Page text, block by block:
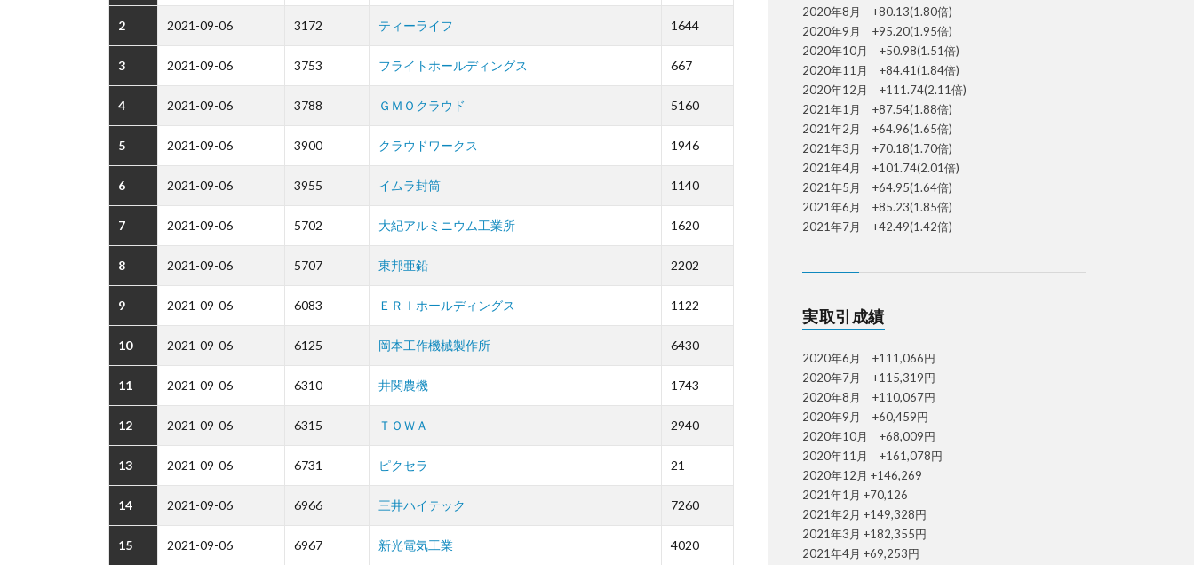
2 2021-09-06 3172 ティーライフ 1644
3 2021-09-06 3753 フライトホールディングス 667
4 2021-09-06 3788 ＧＭＯクラウド 5160
5 2021-09-06 3900 クラウドワークス 1946
6 2021-09-06 3955 イムラ封筒 1140
7 2021-09-06 5702 大紀アルミニウム工業所 1620
8 2021-09-06 5707 東邦亜鉛 2202
9 2021-09-06 6083 ＥＲＩホールディングス 1122
10 2021-09-06 6125 岡本工作機械製作所 6430
11 2021-09-06 6310 井関農機 1743
12 2021-09-06 6315 ＴＯＷＡ 2940
13 2021-09-06 6731 ピクセラ 21
14 2021-09-06 6966 三井ハイテック 7260
15 2021-09-06 6967 新光電気工業 4020
2020年8月 +80.13(1.80倍)
2020年9月 +95.20(1.95倍)
2020年10月 +50.98(1.51倍)
2020年11月 +84.41(1.84倍)
2020年12月 +111.74(2.11倍)
2021年1月 +87.54(1.88倍)
2021年2月 +64.96(1.65倍)
2021年3月 +70.18(1.70倍)
2021年4月 +101.74(2.01倍)
2021年5月 +64.95(1.64倍)
2021年6月 +85.23(1.85倍)
2021年7月 +42.49(1.42倍)
実取引成績
2020年6月 +111,066円
2020年7月 +115,319円
2020年8月 +110,067円
2020年9月 +60,459円
2020年10月 +68,009円
2020年11月 +161,078円
2020年12月 +146,269
2021年1月 +70,126
2021年2月 +149,328円
2021年3月 +182,355円
2021年4月 +69,253円